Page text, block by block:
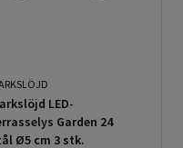
LED-
Garden 24
Ø5 cm 3 stk.